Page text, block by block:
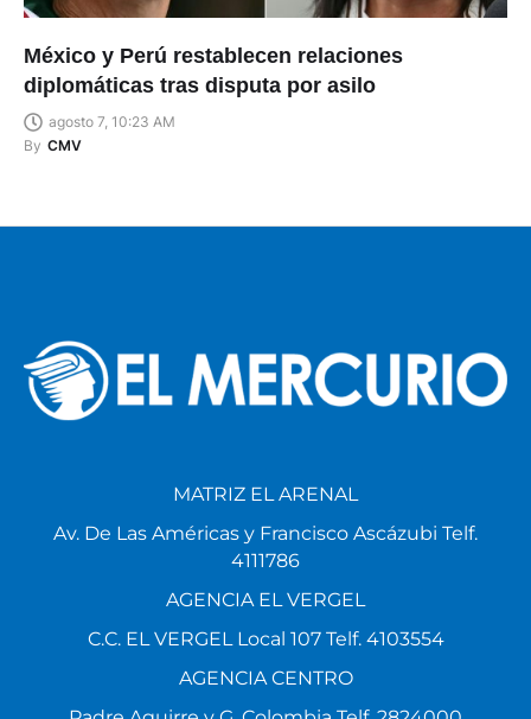
México y Perú restablecen relaciones
diplomáticas tras disputa por asilo
agosto 7, 10:23 AM
By CMV
MATRIZ EL ARENAL
Av. De Las Américas y Francisco Ascázubi Telf.
4111786
AGENCIA EL VERGEL
C.C. EL VERGEL Local 107 Telf. 4103554
AGENCIA CENTRO